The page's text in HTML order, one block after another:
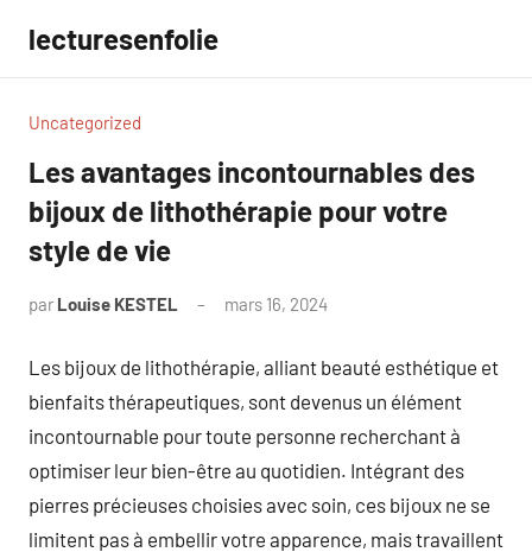
contenu
lecturesenfolie
Uncategorized
Les avantages incontournables des
bijoux de lithothérapie pour votre
style de vie
par Louise KESTEL mars 16, 2024
Les bijoux de lithothérapie, alliant beauté esthétique et
bienfaits thérapeutiques, sont devenus un élément
incontournable pour toute personne recherchant à
optimiser leur bien-être au quotidien. Intégrant des
pierres précieuses choisies avec soin, ces bijoux ne se
limitent pas à embellir votre apparence, mais travaillent